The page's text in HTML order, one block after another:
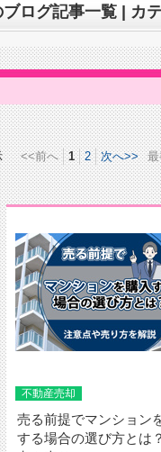
ログ記事一覧 | カ
<<前へ 1 2 次へ>> 最
不動産売却
売る前提でマンション
する場合の選び方とは